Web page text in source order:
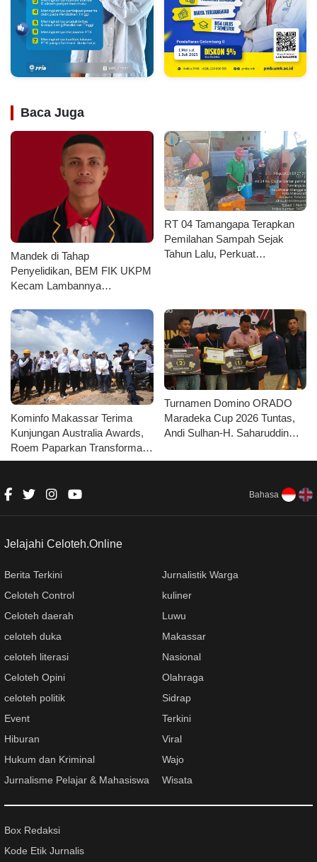
Baca Juga
Mandek di Tahap
Penyelidikan, BEM FIK UKPM
Kecam Lambannya
Pengeroyokan Ketuanya
RT 04 Tamangapa Terapkan
Pemilahan Sampah Sejak
Tahun Lalu, Perkuat
Kominfo Makassar Terima
Kunjungan Australia Awards,
Roem Paparkan Transformasi
Digital Tingkatkan
Turnamen Domino ORADO
Maradeka Cup 2026 Tuntas,
Andi Sulhan-H. Saharuddin
Bahasa
Jelajahi Celoteh.Online
Berita Terkini
Celoteh Control
Celoteh daerah
celoteh duka
celoteh literasi
Celoteh Opini
celoteh politik
Event
Hiburan
Hukum dan Kriminal
Jurnalisme Pelajar & Mahasiswa
Jurnalistik Warga
kuliner
Luwu
Makassar
Nasional
Olahraga
Sidrap
Terkini
Viral
Wajo
Wisata
Box Redaksi
Kode Etik Jurnalis